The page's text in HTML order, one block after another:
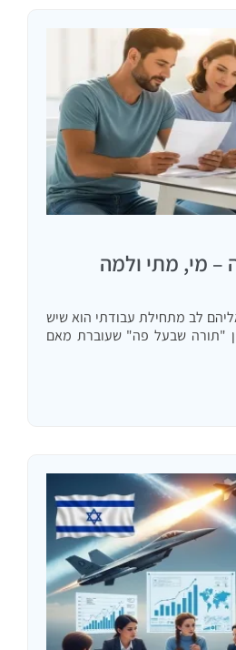
– מי, מתי ולמה
לב מתחילת עבודתי הוא שיש
"תורה שבעל פה" שעוברת מאם
מקצוע הוא שהם במקרה הטוב…